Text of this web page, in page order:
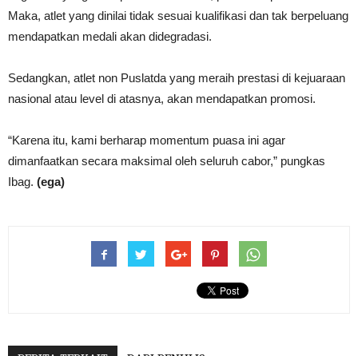
Maka, atlet yang dinilai tidak sesuai kualifikasi dan tak berpeluang
mendapatkan medali akan didegradasi.
Sedangkan, atlet non Puslatda yang meraih prestasi di kejuaraan
nasional atau level di atasnya, akan mendapatkan promosi.
“Karena itu, kami berharap momentum puasa ini agar
dimanfaatkan secara maksimal oleh seluruh cabor,” pungkas
Ibag. (ega)